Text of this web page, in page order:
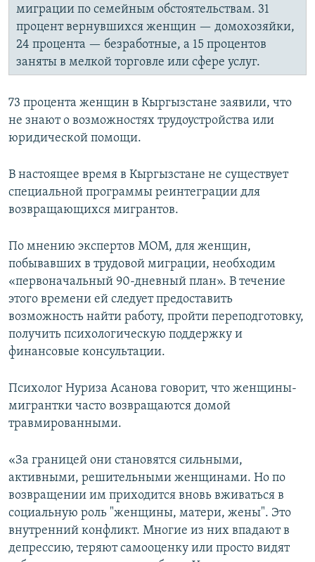
миграции по семейным обстоятельствам. 31
процент вернувшихся женщин — домохозяйки,
24 процента — безработные, а 15 процентов
заняты в мелкой торговле или сфере услуг.
73 процента женщин в Кыргызстане заявили, что
не знают о возможностях трудоустройства или
юридической помощи.
В настоящее время в Кыргызстане не существует
специальной программы реинтеграции для
возвращающихся мигрантов.
По мнению экспертов МОМ, для женщин,
побывавших в трудовой миграции, необходим
«первоначальный 90-дневный план». В течение
этого времени ей следует предоставить
возможность найти работу, пройти переподготовку,
получить психологическую поддержку и
финансовые консультации.
Психолог Нуриза Асанова говорит, что женщины-
мигрантки часто возвращаются домой
травмированными.
«За границей они становятся сильными,
активными, решительными женщинами. Но по
возвращении им приходится вновь вживаться в
социальную роль "женщины, матери, жены". Это
внутренний конфликт. Многие из них впадают в
депрессию, теряют самооценку или просто видят